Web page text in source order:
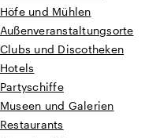
Höfe und Mühlen
Außenveranstaltungsorte
Clubs und Discotheken
Hotels
Partyschiffe
Museen und Galerien
Restaurants